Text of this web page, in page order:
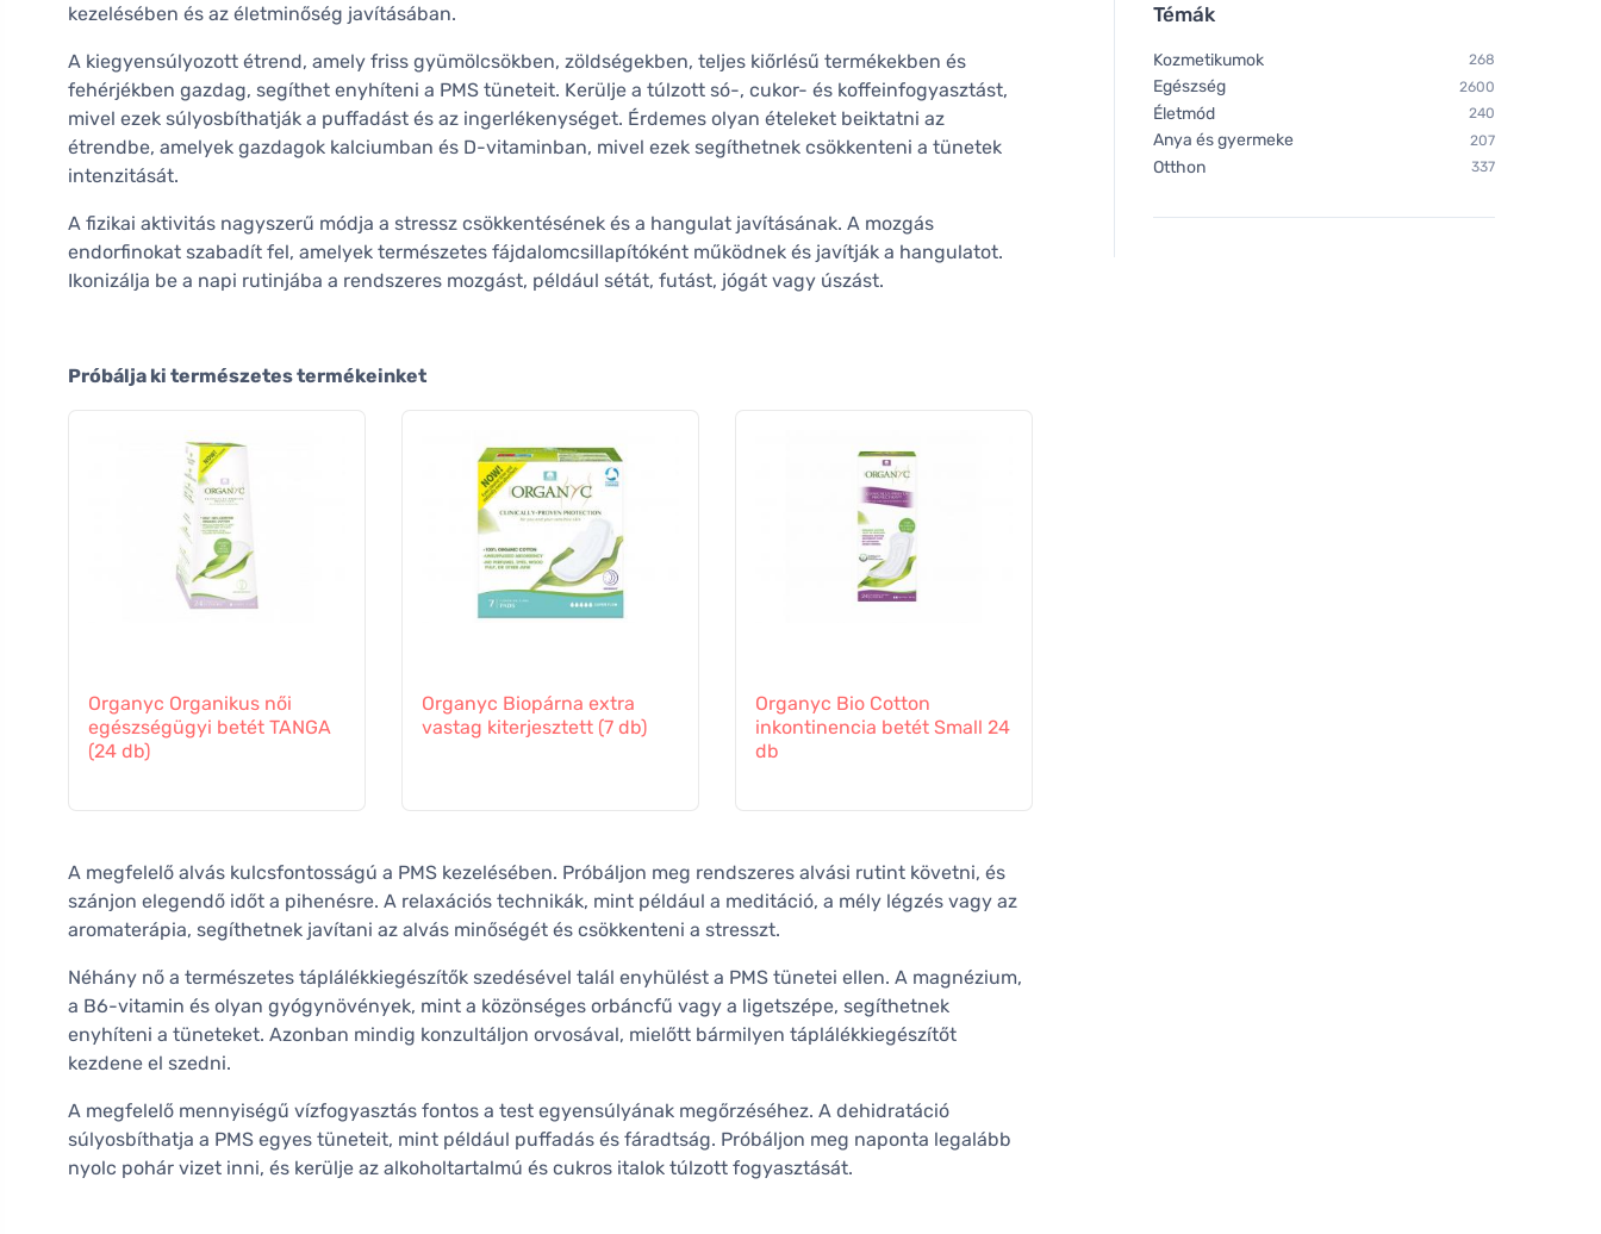
kezelésében és az életminőség javításában.
A kiegyensúlyozott étrend, amely friss gyümölcsökben, zöldségekben, teljes kiőrlésű termékekben és
fehérjékben gazdag, segíthet enyhíteni a PMS tüneteit. Kerülje a túlzott só-, cukor- és koffeinfogyasztást,
mivel ezek súlyosbíthatják a puffadást és az ingerlékenységet. Érdemes olyan ételeket beiktatni az
étrendbe, amelyek gazdagok kalciumban és D-vitaminban, mivel ezek segíthetnek csökkenteni a tünetek
intenzitását.
A fizikai aktivitás nagyszerű módja a stressz csökkentésének és a hangulat javításának. A mozgás
endorfinokat szabadít fel, amelyek természetes fájdalomcsillapítóként működnek és javítják a hangulatot.
Ikonizálja be a napi rutinjába a rendszeres mozgást, például sétát, futást, jógát vagy úszást.
Próbálja ki természetes termékeinket
Organyc Organikus női
egészségügyi betét TANGA
(24 db)
Organyc Biopárna extra
vastag kiterjesztett (7 db)
Organyc Bio Cotton
inkontinencia betét Small 24
db
A megfelelő alvás kulcsfontosságú a PMS kezelésében. Próbáljon meg rendszeres alvási rutint követni, és
szánjon elegendő időt a pihenésre. A relaxációs technikák, mint például a meditáció, a mély légzés vagy az
aromaterápia, segíthetnek javítani az alvás minőségét és csökkenteni a stresszt.
Néhány nő a természetes táplálékkiegészítők szedésével talál enyhülést a PMS tünetei ellen. A magnézium,
a B6-vitamin és olyan gyógynövények, mint a közönséges orbáncfű vagy a ligetszépe, segíthetnek
enyhíteni a tüneteket. Azonban mindig konzultáljon orvosával, mielőtt bármilyen táplálékkiegészítőt
kezdene el szedni.
A megfelelő mennyiségű vízfogyasztás fontos a test egyensúlyának megőrzéséhez. A dehidratáció
súlyosbíthatja a PMS egyes tüneteit, mint például puffadás és fáradtság. Próbáljon meg naponta legalább
nyolc pohár vizet inni, és kerülje az alkoholtartalmú és cukros italok túlzott fogyasztását.
Témák
Kozmetikumok 268
Egészség 2600
Életmód 240
Anya és gyermeke 207
Otthon 337